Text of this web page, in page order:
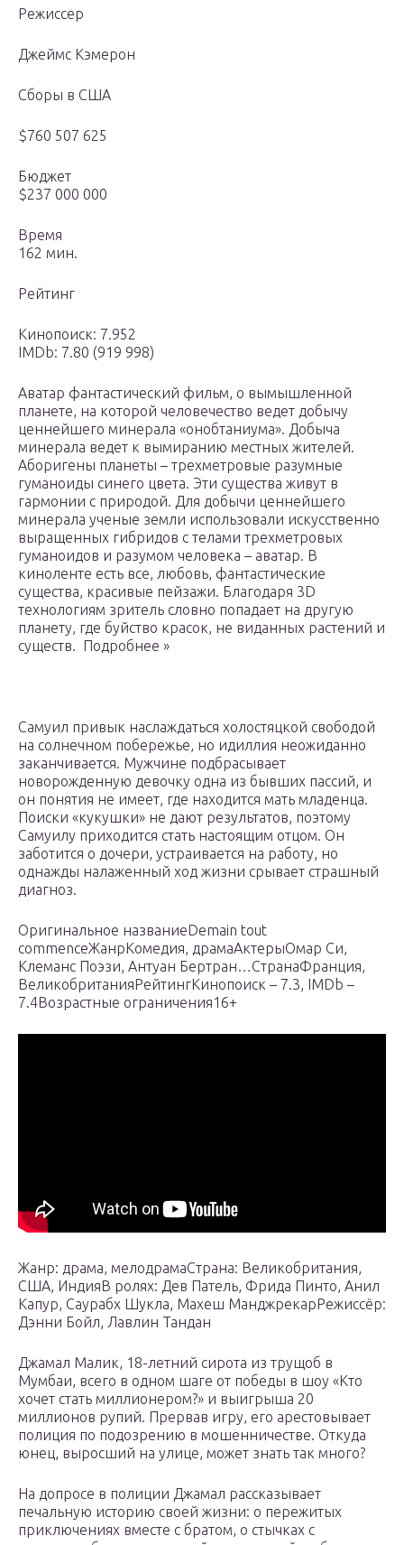
Режиссер
Джеймс Кэмерон
Сборы в США
$760 507 625
Бюджет
$237 000 000
Время
162 мин.
Рейтинг
Кинопоиск: 7.952
IMDb: 7.80 (919 998)
Аватар фантастический фильм, о вымышленной
планете, на которой человечество ведет добычу
ценнейшего минерала «онобтаниума». Добыча
минерала ведет к вымиранию местных жителей.
Аборигены планеты – трехметровые разумные
гуманоиды синего цвета. Эти существа живут в
гармонии с природой. Для добычи ценнейшего
минерала ученые земли использовали искусственно
выращенных гибридов с телами трехметровых
гуманоидов и разумом человека – аватар. В
киноленте есть все, любовь, фантастические
существа, красивые пейзажи. Благодаря 3D
технологиям зритель словно попадает на другую
планету, где буйство красок, не виданных растений и
существ. Подробнее »
Самуил привык наслаждаться холостяцкой свободой
на солнечном побережье, но идиллия неожиданно
заканчивается. Мужчине подбрасывает
новорожденную девочку одна из бывших пассий, и
он понятия не имеет, где находится мать младенца.
Поиски «кукушки» не дают результатов, поэтому
Самуилу приходится стать настоящим отцом. Он
заботится о дочери, устраивается на работу, но
однажды налаженный ход жизни срывает страшный
диагноз.
Оригинальное названиеDemain tout
commenceЖанрКомедия, драмаАктерыОмар Си,
Клеманс Поэзи, Антуан Бертран…СтранаФранция,
ВеликобританияРейтингКинопоиск – 7.3, IMDb –
7.4Возрастные ограничения16+
Жанр: драма, мелодрамаСтрана: Великобритания,
США, ИндияВ ролях: Дев Патель, Фрида Пинто, Анил
Капур, Саурабх Шукла, Махеш МанджрекарРежиссёр:
Дэнни Бойл, Лавлин Тандан
Джамал Малик, 18-летний сирота из трущоб в
Мумбаи, всего в одном шаге от победы в шоу «Кто
хочет стать миллионером?» и выигрыша 20
миллионов рупий. Прервав игру, его арестовывает
полиция по подозрению в мошенничестве. Откуда
юнец, выросший на улице, может знать так много?
На допросе в полиции Джамал рассказывает
печальную историю своей жизни: о пережитых
приключениях вместе с братом, о стычках с